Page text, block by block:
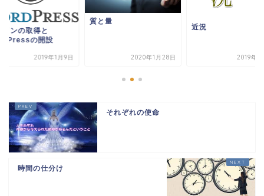
インの取得と
の開設
2019年1月9日
質と量
2020年1月28日
近況
2019年2
それぞれの使命
時間の仕分け